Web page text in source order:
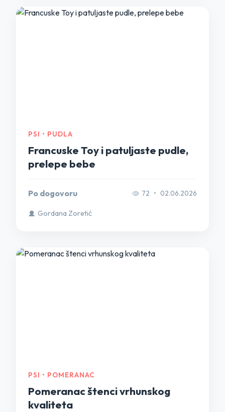
PSI • PUDLA
Francuske Toy i patuljaste pudle,
prelepe bebe
Po dogovoru 72 • 02.06.2026
Gordana Zoretić
PSI • POMERANAC
Pomeranac štenci vrhunskog
kvaliteta